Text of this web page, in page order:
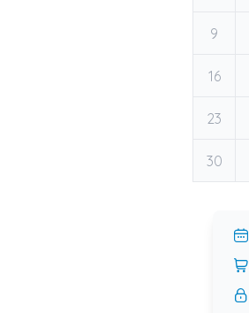
9
16
23
30